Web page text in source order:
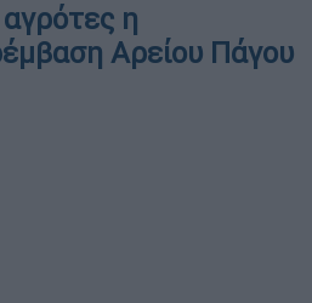
η
Αρείου Πάγου